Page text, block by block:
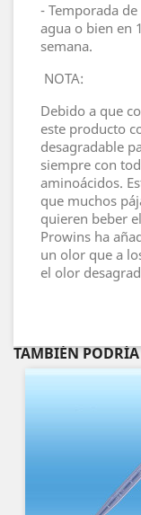
- Temporada
agua o bien en
semana.
NOTA:
Debido a que
este producto
desagradable
siempre con
aminoácidos.
que muchos
quieren beber
Prowins ha
un olor que a
el olor
TAMBIÉN PODRÍA